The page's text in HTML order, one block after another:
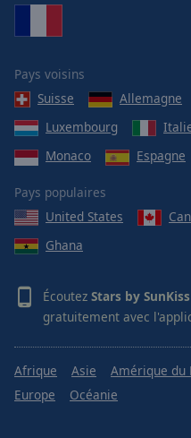
Pays voisins
Suisse
Allemagne
Luxembourg
Monaco
Espagne
Pays populaires
United States
Ghana
Écoutez Stars by SunKiss
gratuitement avec
Afrique Asie Amérique du
Europe
Océanie